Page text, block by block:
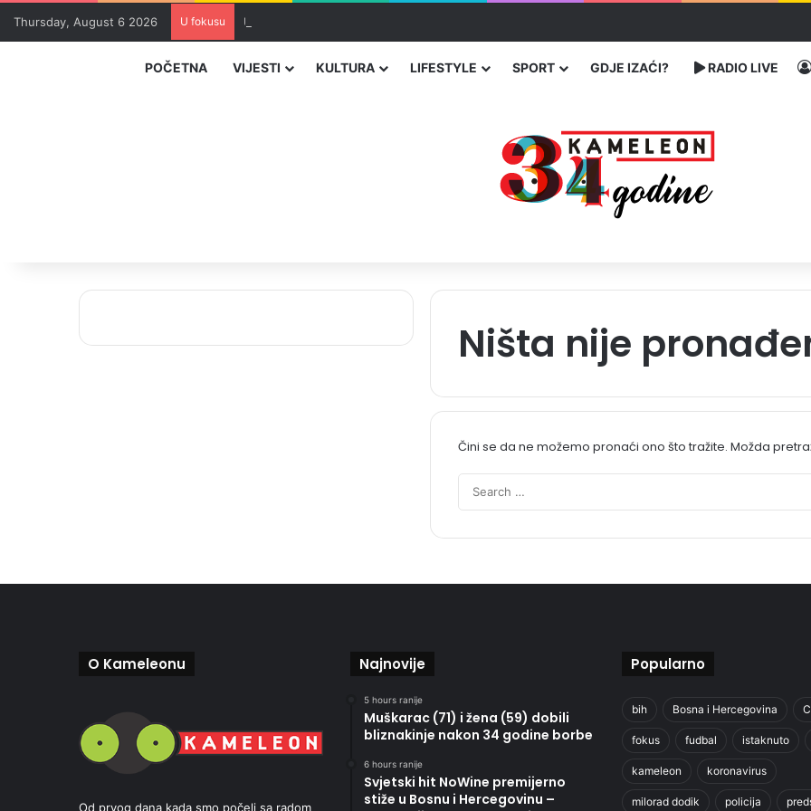
Thursday, August 6 2026 U fokusu Uhapšeni organizatori krijumčarenja migranata preko BiH i Balkana
POČETNA VIJESTI KULTURA LIFESTYLE SPORT GDJE IZAĆI? RADIO LIVE
Ništa nije
Čini se da ne možemo pronaći ono što tražite. Možda
O Kameleonu
Od prvog dana kada smo počeli sa radom
Najnovije
5 hours ranije
Muškarac (71) i žena (59) dobili
bliznakinje nakon 34 godine borbe
6 hours ranije
Svjetski hit NoWine premijerno
stiže u Bosnu i Hercegovinu –
Popularno
bih Bosna i Hercegovina
fokus fudbal istaknuto
kameleon koronavirus
milorad dodik policija